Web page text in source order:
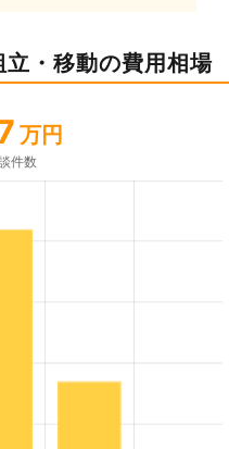
・移動の費用相場
万円